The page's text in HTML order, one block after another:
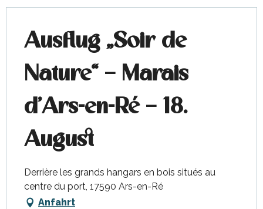
Ausflug „Soir de
Nature“ – Marais
d’Ars-en-Ré – 18.
August
Derrière les grands hangars en bois situés au
centre du port, 17590 Ars-en-Ré
Anfahrt